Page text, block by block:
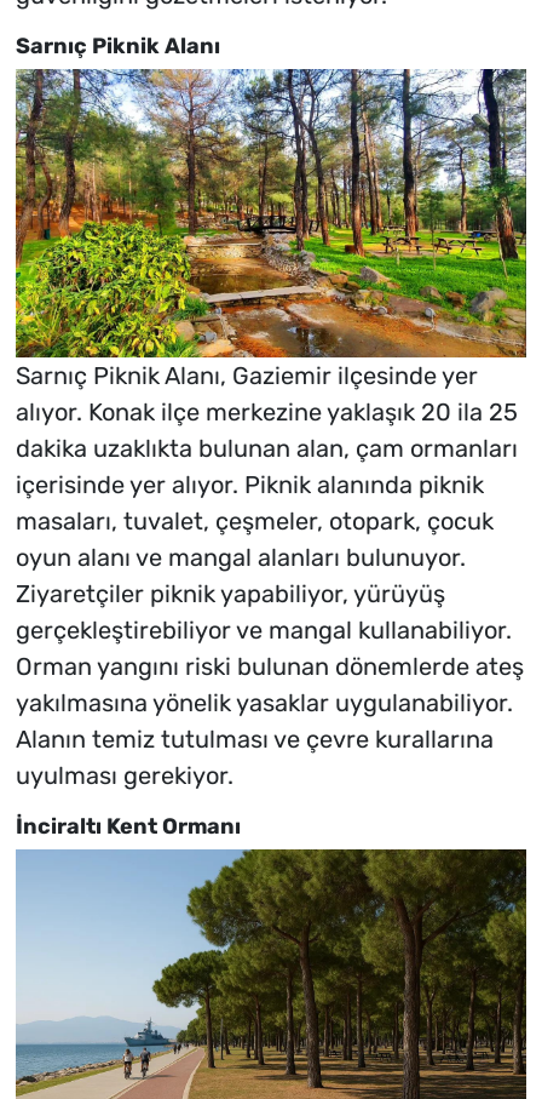
Sarnıç Piknik Alanı
Sarnıç Piknik Alanı, Gaziemir ilçesinde yer
alıyor. Konak ilçe merkezine yaklaşık 20 ila 25
dakika uzaklıkta bulunan alan, çam ormanları
içerisinde yer alıyor. Piknik alanında piknik
masaları, tuvalet, çeşmeler, otopark, çocuk
oyun alanı ve mangal alanları bulunuyor.
Ziyaretçiler piknik yapabiliyor, yürüyüş
gerçekleştirebiliyor ve mangal kullanabiliyor.
Orman yangını riski bulunan dönemlerde ateş
yakılmasına yönelik yasaklar uygulanabiliyor.
Alanın temiz tutulması ve çevre kurallarına
uyulması gerekiyor.
İnciraltı Kent Ormanı